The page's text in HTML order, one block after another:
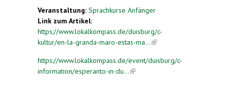
Veranstaltung: Sprachkurse Anfänger
Link zum Artikel:
https://www.lokalkompass.de/duisburg/c-
kultur/en-la-granda-maro-estas-ma...(link is
https://www.lokalkompass.de/event/duisburg/c-
information/esperanto-in-du...(link is external)